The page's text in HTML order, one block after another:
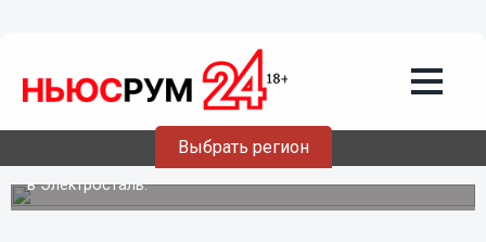
Выбрать регион
Красные волки и зубр из зоопарка
«Мишутка» переезжают в другие
регионы
Кроме того, стала известна судьба ослов, отправленных
в Электросталь.